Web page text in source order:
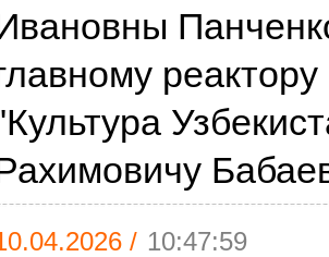
/ 10:47:59